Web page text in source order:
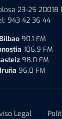
23-25 20018
943 42 36 44
Bilbao 90.1 FM
106.9 FM
98.0 FM
Iruña 96.0 FM
Legal